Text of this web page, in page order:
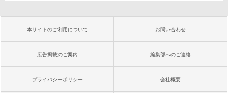
本サイトのご利用について お問い合わせ
広告掲載のご案内 編集部へのご連絡
プライバシーポリシー 会社概要